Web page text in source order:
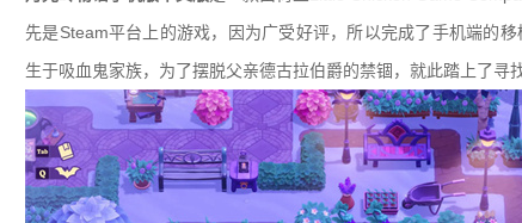
先是Steam平台上的游戏，因为广受好评，所以完成了手机端的
生于吸血鬼家族，为了摆脱父亲德古拉伯爵的禁锢，就此踏上了寻